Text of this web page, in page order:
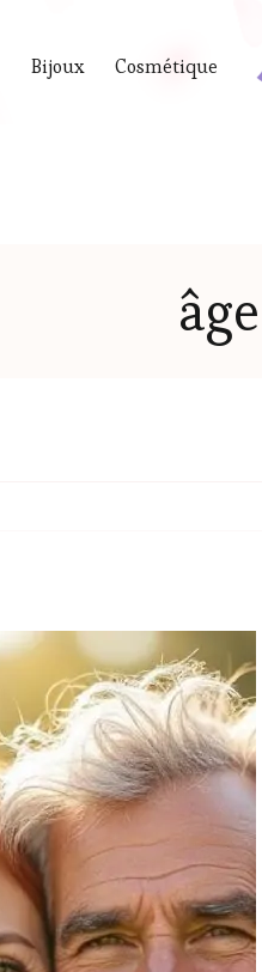
Bijoux Cosmétique